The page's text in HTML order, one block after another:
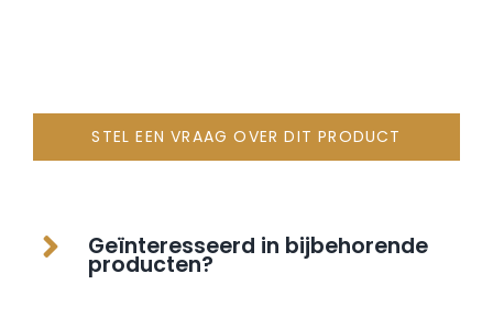
STEL EEN VRAAG OVER DIT PRODUCT
Geïnteresseerd in bijbehorende
producten?